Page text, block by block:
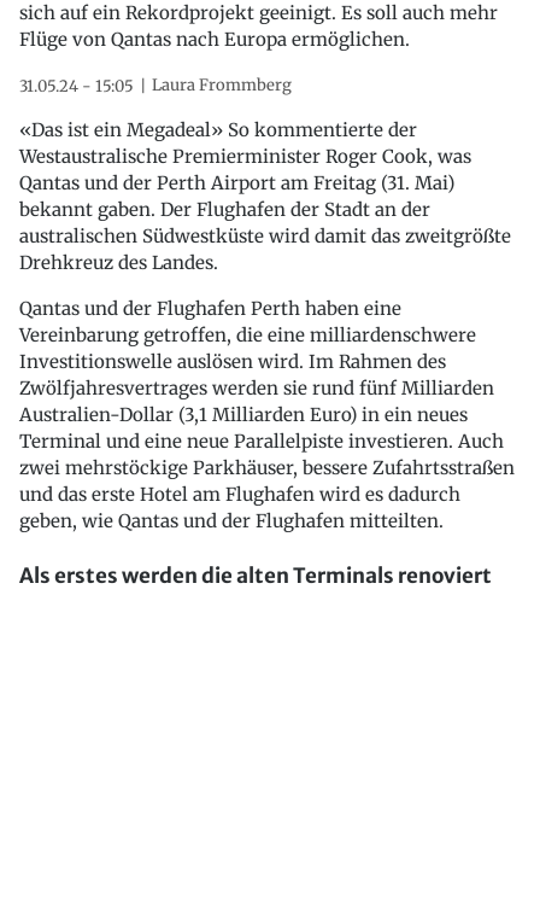
sich auf ein Rekordprojekt geeinigt. Es soll auch mehr
Flüge von Qantas nach Europa ermöglichen.
31.05.24 - 15:05 Laura Frommberg
«Das ist ein Megadeal» So kommentierte der
Westaustralische Premierminister Roger Cook, was
Qantas und der Perth Airport am Freitag (31. Mai)
bekannt gaben. Der Flughafen der Stadt an der
australischen Südwestküste wird damit das zweitgrößte
Drehkreuz des Landes.
Qantas und der Flughafen Perth haben eine
Vereinbarung getroffen, die eine milliardenschwere
Investitionswelle auslösen wird. Im Rahmen des
Zwölfjahresvertrages werden sie rund fünf Milliarden
Australien-Dollar (3,1 Milliarden Euro) in ein neues
Terminal und eine neue Parallelpiste investieren. Auch
zwei mehrstöckige Parkhäuser, bessere Zufahrtsstraßen
und das erste Hotel am Flughafen wird es dadurch
geben, wie Qantas und der Flughafen mitteilten.
Als erstes werden die alten Terminals renoviert